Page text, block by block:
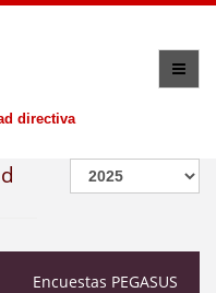
directiva
Encuestas PEGASUS